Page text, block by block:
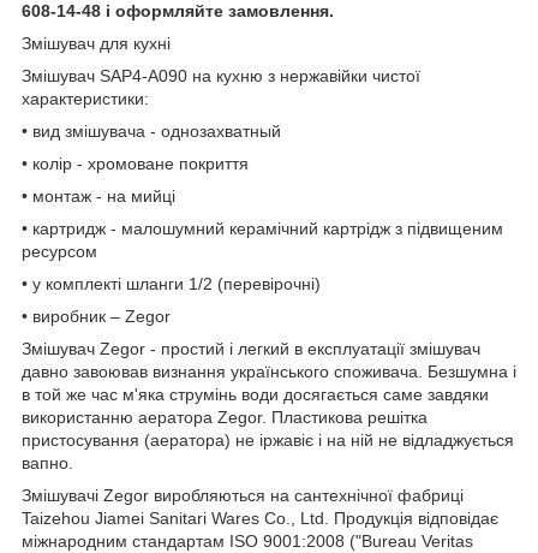
608-14-48 і оформляйте замовлення.
Змішувач для кухні
Змішувач SAP4-A090 на кухню з нержавійки чистої
характеристики:
• вид змішувача - однозахватный
• колір - хромоване покриття
• монтаж - на мийці
• картридж - малошумний керамічний картрідж з підвищеним
ресурсом
• у комплекті шланги 1/2 (перевірочні)
• виробник – Zegor
Змішувач Zegor - простий і легкий в експлуатації змішувач
давно завоював визнання українського споживача. Безшумна і
в той же час м'яка струмінь води досягається саме завдяки
використанню аератора Zegor. Пластикова решітка
пристосування (аератора) не іржавіє і на ній не відладжується
вапно.
Змішувачі Zegor виробляються на сантехнічної фабриці
Taizehou Jiamei Sanіtarі Wares Co., Ltd. Продукція відповідає
міжнародним стандартам ISO 9001:2008 ("Bureau Veritas